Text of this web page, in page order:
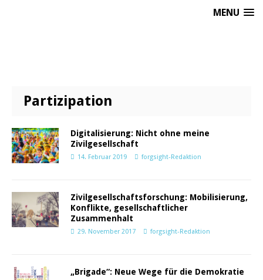
MENU
Partizipation
Digitalisierung: Nicht ohne meine
Zivilgesellschaft
14. Februar 2019 forgsight-Redaktion
Zivilgesellschaftsforschung: Mobilisierung,
Konflikte, gesellschaftlicher
Zusammenhalt
29. November 2017 forgsight-Redaktion
„Brigade“: Neue Wege für die Demokratie